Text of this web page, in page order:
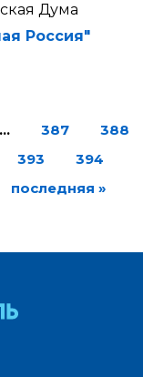
Дума
Россия"
… 387
388
393
394
последняя »